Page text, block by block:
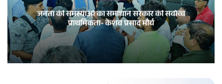
जनता की समस्याओं का समाधान सरकार की सर्वाेच्च
प्राथमिकता- केशव प्रसाद मौर्य